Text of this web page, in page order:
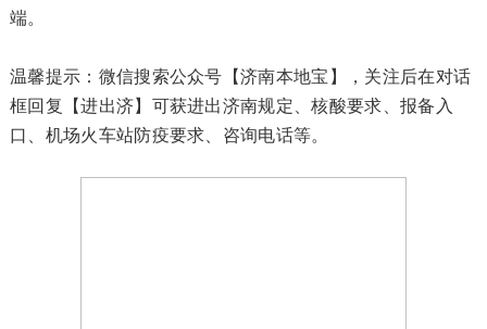
端。
温馨提示：微信搜索公众号【济南本地宝】，关注后在对话
框回复【进出济】可获进出济南规定、核酸要求、报备入
口、机场火车站防疫要求、咨询电话等。